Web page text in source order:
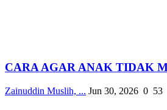
CARA AGAR ANAK TIDAK
Zainuddin Muslih, ... Jun 30, 2026 0 53